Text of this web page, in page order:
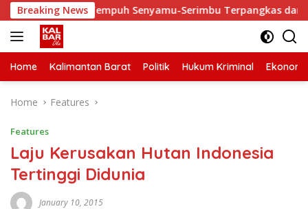
Skip
to
content
Breaking News
Waktu Tempuh Senyamu-Serimbu Terpangkas dari 2 Jam
Home Kalimantan Barat Politik Hukum Kriminal Ekonomi
Home Features
Features
Laju Kerusakan Hutan Indonesia
Tertinggi Didunia
January 10, 2015